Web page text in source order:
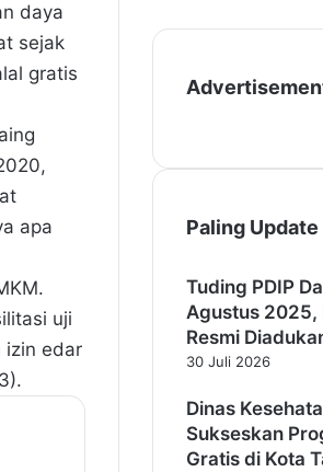
daya
sejak
gratis
apa
uji
izin edar
Paling Update
Tuding PDIP
Agustus 2025,
Resmi
30 Juli 2026
Dinas
Sukseskan
Gratis di Kota